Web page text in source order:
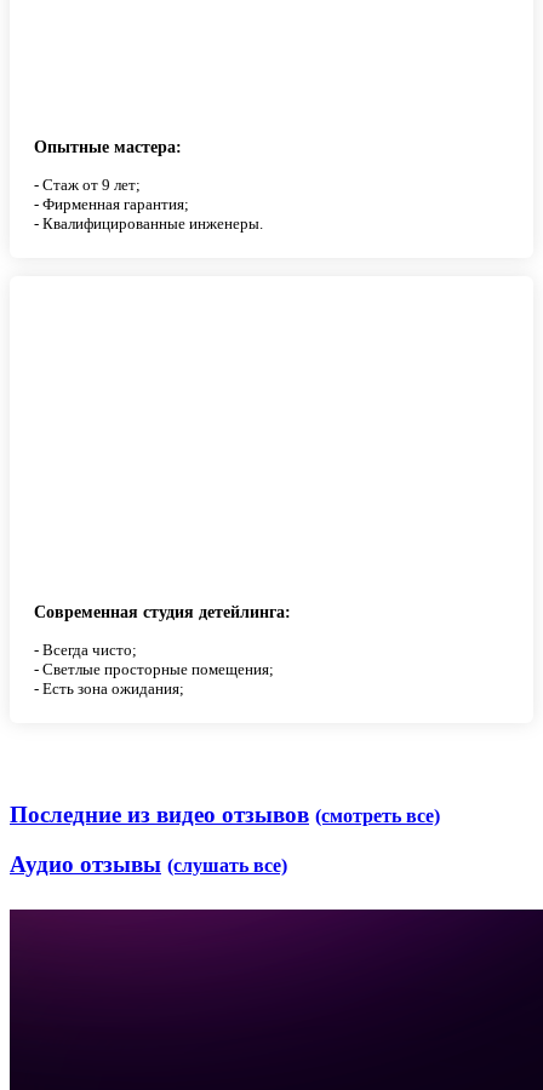
Опытные мастера:
- Стаж от 9 лет;
- Фирменная гарантия;
- Квалифицированные инженеры.
Современная студия детейлинга:
- Всегда чисто;
- Светлые просторные помещения;
- Есть зона ожидания;
Последние из видео отзывов (смотреть все)
Аудио отзывы (слушать все)